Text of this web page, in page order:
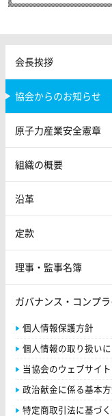
会長挨拶
協会からのお知らせ
原子力産業安全憲章
組織の概要
沿革
定款
理事・監事名簿
ガバナンス・コンプ
個人情報保護方針
個人情報の取り扱い
当協会のウェブサイ
政治献金に係る基本
特定商取引法に基づ